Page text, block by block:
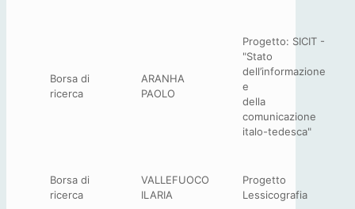
Borsa di
ricerca
ARANHA
PAOLO
Progetto: SICIT -
"Stato
dell’informazione
e
della
comunicazione
italo-tedesca"
Borsa di
ricerca
VALLEFUOCO
ILARIA
Progetto
Lessicografia